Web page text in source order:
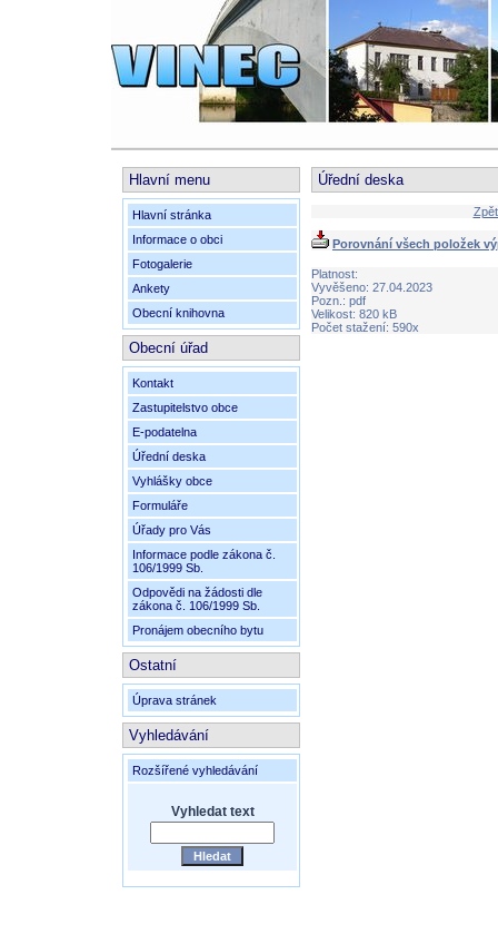
Hlavní menu
Hlavní stránka
Informace o obci
Fotogalerie
Ankety
Obecní knihovna
Obecní úřad
Kontakt
Zastupitelstvo obce
E-podatelna
Úřední deska
Vyhlášky obce
Formuláře
Úřady pro Vás
Informace podle zákona č.
106/1999 Sb.
Odpovědi na žádosti dle
zákona č. 106/1999 Sb.
Pronájem obecního bytu
Ostatní
Úprava stránek
Vyhledávání
Rozšířené vyhledávání
Vyhledat text
Úřední deska
Porovnání všech položek
Platnost:
Vyvěšeno: 27.04.2023
Pozn.: pdf
Velikost: 820 kB
Počet stažení: 590x